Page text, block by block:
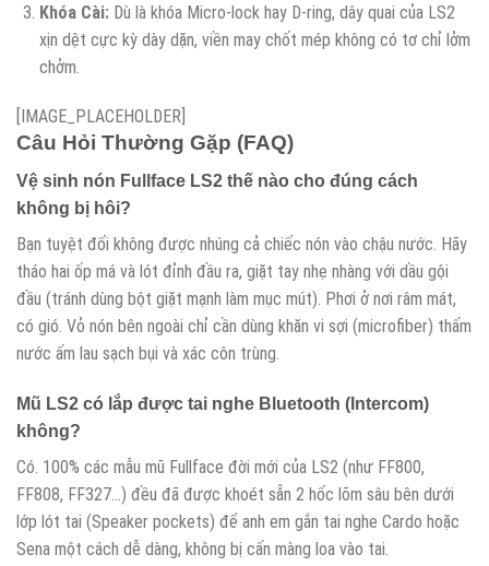
Khóa Cài:Dù là khóa Micro-lock hay D-ring, dây quai của LS2
xịn dệt cực kỳ dày dặn, viền may chốt mép không có tơ chỉ lởm
chởm.
[IMAGE_PLACEHOLDER]
Câu Hỏi Thường Gặp (FAQ)
Vệ sinh nón Fullface LS2 thế nào cho đúng cách
không bị hôi?
Bạn tuyệt đối không được nhúng cả chiếc nón vào chậu nước. Hãy
tháo hai ốp má và lót đỉnh đầu ra, giặt tay nhẹ nhàng với dầu gội
đầu (tránh dùng bột giặt mạnh làm mục mút). Phơi ở nơi râm mát,
có gió. Vỏ nón bên ngoài chỉ cần dùng khăn vi sợi (microfiber) thấm
nước ấm lau sạch bụi và xác côn trùng.
Mũ LS2 có lắp được tai nghe Bluetooth (Intercom)
không?
Có. 100% các mẫu mũ Fullface đời mới của LS2 (như FF800,
FF808, FF327…) đều đã được khoét sẵn 2 hốc lõm sâu bên dưới
lớp lót tai (Speaker pockets) để anh em gắn tai nghe Cardo hoặc
Sena một cách dễ dàng, không bị cấn màng loa vào tai.